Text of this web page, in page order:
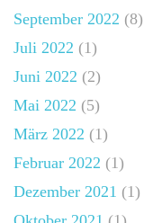
September 2022 (8)
Juli 2022 (1)
Juni 2022 (2)
Mai 2022 (5)
März 2022 (1)
Februar 2022 (1)
Dezember 2021 (1)